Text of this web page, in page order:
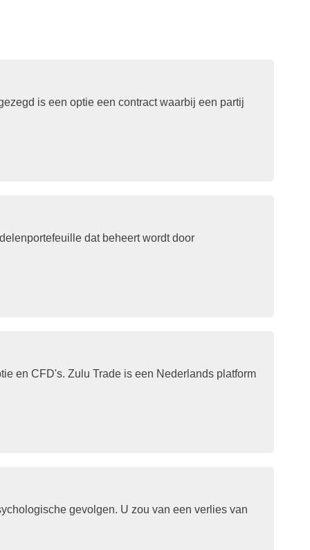
is een optie een contract waarbij een partij
dat beheert wordt door
en CFD's. Zulu Trade is een Nederlands platform
gevolgen. U zou van een verlies van